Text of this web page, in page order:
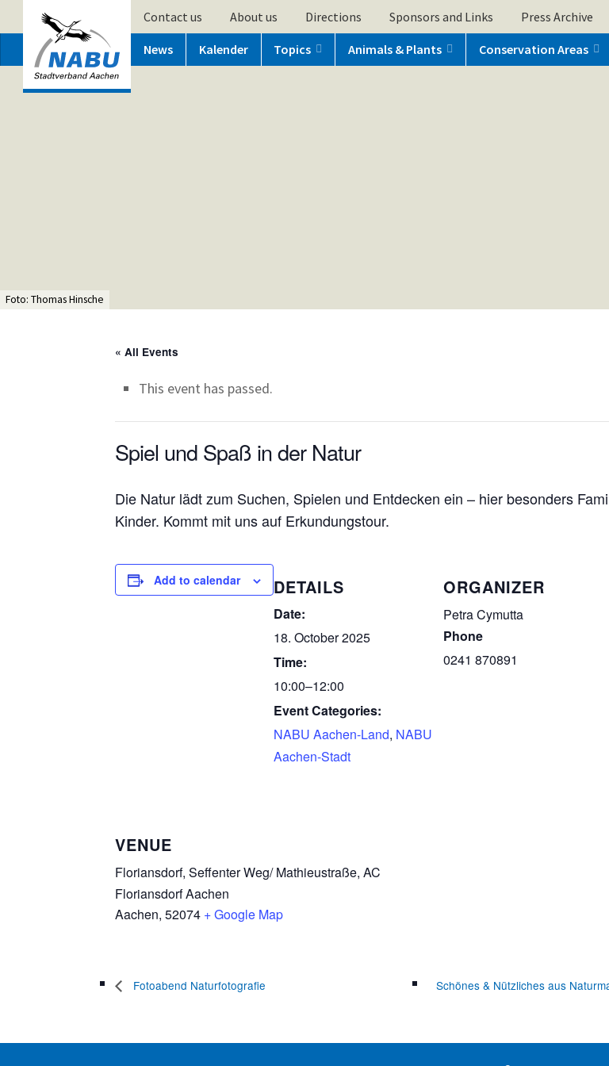
Contact us About us Directions Sponsors and Links Press Archive
News Kalender Topics Animals & Plants Conservation Areas
Foto: Thomas Hinsche
« All Events
This event has passed.
Spiel und Spaß in der Natur
Die Natur lädt zum Suchen, Spielen und Entdecken ein – hier besonders
Kinder. Kommt mit uns auf Erkundungstour.
Add to calendar DETAILS
Date:
18. October 2025
Time:
10:00–12:00
Event Categories:
NABU Aachen-Land, NABU
Aachen-Stadt
ORGANIZER
Petra Cymutta
Phone
0241 870891
VENUE
Floriansdorf, Seffenter Weg/ Mathieustraße, AC
Floriansdorf Aachen
Aachen, 52074 + Google Map
Fotoabend Naturfotografie Schönes & Nützliches aus